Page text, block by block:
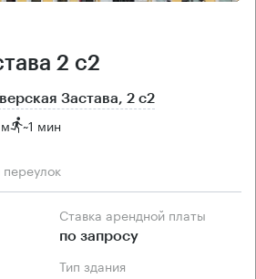
2 с2
Застава, 2 с2
~1 мин
Ставка арендной платы
по запросу
Тип здания